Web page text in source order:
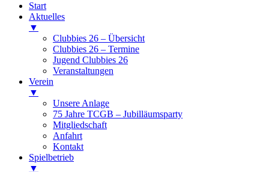
Start
Aktuelles
▼
Clubbies 26 – Übersicht
Clubbies 26 – Termine
Jugend Clubbies 26
Veranstaltungen
Verein
▼
Unsere Anlage
75 Jahre TCGB – Jubilläumsparty
Mitgliedschaft
Anfahrt
Kontakt
Spielbetrieb
▼